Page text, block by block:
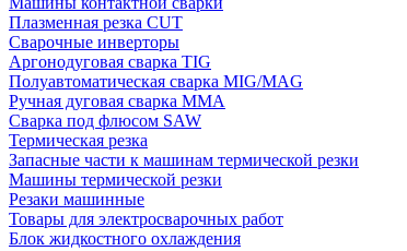
Плазменная резка CUT
Сварочные инверторы
Аргонодуговая сварка TIG
Полуавтоматическая сварка MIG/MAG
Ручная дуговая сварка MMA
Сварка под флюсом SAW
Термическая резка
Запасные части к машинам термической резки
Машины термической резки
Резаки машинные
Товары для электросварочных работ
Блок жидкостного охлаждения